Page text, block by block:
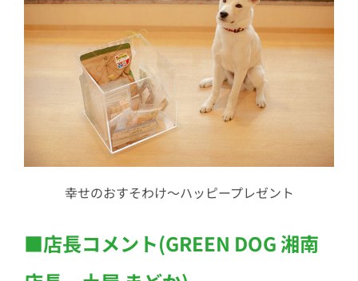
幸せのおすそわけ～ハッピープレゼント
■店長コメント(GREEN DOG 湘南